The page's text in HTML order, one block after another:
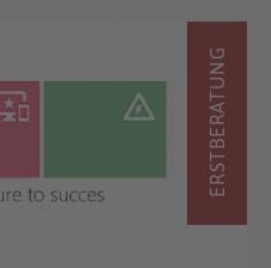
ERSTBERATUNG